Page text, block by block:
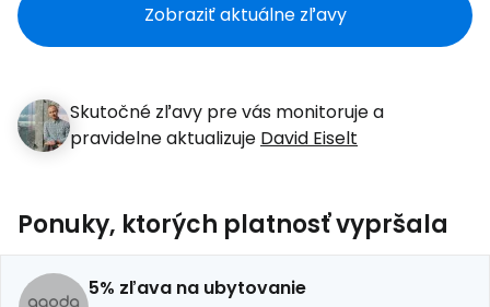
Zobraziť aktuálne zľavy
Skutočné zľavy pre vás monitoruje a
pravidelne aktualizuje David Eiselt
Ponuky, ktorých platnosť vypršala
5% zľava na ubytovanie